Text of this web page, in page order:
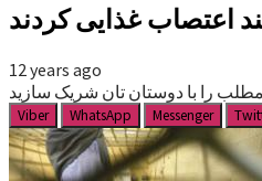
اعتصاب غذایی کردند
12 years ago
را با دوستان تان شریک سازید
Viber WhatsApp Messenger